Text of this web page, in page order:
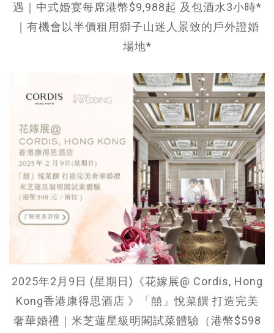
遇｜中式婚宴每席港幣$9,988起 及包酒水3小時*
｜有機會以半價租用獅子山迷人景致的戶外證婚
場地*
2025年2月9日 (星期日)《花嫁展@ Cordis, Hong
Kong香港康得思酒店 》「囍」悅菜饌 打造完美
奢華婚禮｜米芝蓮星級明閣試菜體驗（港幣$598